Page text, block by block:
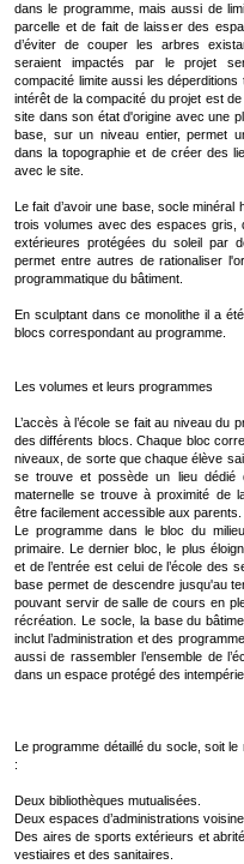
dans le programme, mais aussi de
parcelle et de fait de laisser des
d’éviter de couper les arbres
seraient impactés par le projet
compacité limite aussi les
intérêt de la compacité du projet est
site dans son état d'origine avec une
base, sur un niveau entier, permet
dans la topographie et de créer des
avec le site.
Le fait d’avoir une base, socle minéral
trois volumes avec des espaces gris,
extérieures protégées du soleil par
permet entre autres de rationaliser
programmatique du bâtiment.
En sculptant dans ce monolithe il a
blocs correspondant au programme.
Les volumes et leurs programmes
L’accès à l’école se fait au niveau du
des différents blocs. Chaque bloc
niveaux, de sorte que chaque élève
se trouve et possède un lieu dédié
maternelle se trouve à proximité de
être facilement accessible aux parents.
Le programme dans le bloc du
primaire. Le dernier bloc, le plus
et de l’entrée est celui de l’école des
base permet de descendre jusqu'au
pouvant servir de salle de cours en
récréation. Le socle, la base du
inclut l’administration et des
aussi de rassembler l’ensemble de
dans un espace protégé des
Le programme détaillé du socle, soit le
:
Deux bibliothèques mutualisées.
Deux espaces d’administrations
Des aires de sports extérieurs et
vestiaires et des sanitaires.